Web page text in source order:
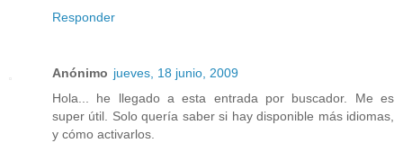
Responder
Anónimo jueves, 18 junio, 2009
Hola... he llegado a esta entrada por buscador. Me es
super útil. Solo quería saber si hay disponible más idiomas,
y cómo activarlos.